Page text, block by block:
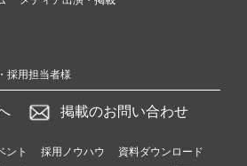
採用担当者様
掲載のお問い合わせ
ント 採用ノウハウ
資料ダウンロード